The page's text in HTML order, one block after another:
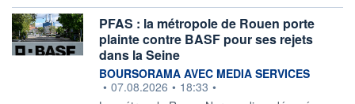
PFAS : la métropole de Rouen porte
plainte contre BASF pour ses rejets
dans la Seine
information fournie par
BOURSORAMA AVEC MEDIA SERVICES
• 07.08.2026 • 18:33 •